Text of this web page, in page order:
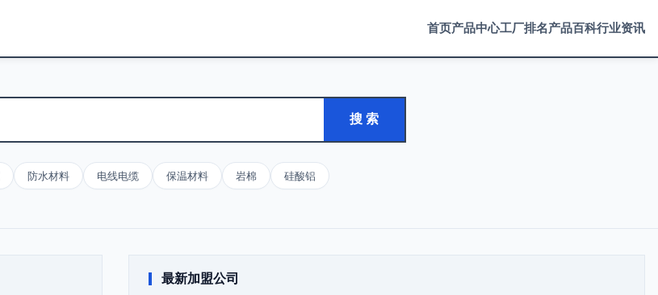
首页产品中心工厂排名产品百科行业资讯
搜 索
防水材料 电线电缆 保温材料 岩棉 硅酸铝
最新加盟公司